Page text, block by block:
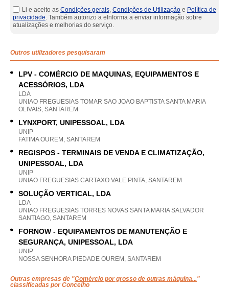
Li e aceito as Condições gerais, Condições de Utilização e Política de
privacidade. Também autorizo a eInforma a enviar informação sobre
atualizações e melhorias do serviço.
Outros utilizadores pesquisaram
LPV - COMÉRCIO DE MAQUINAS, EQUIPAMENTOS E
ACESSÓRIOS, LDA
LDA
UNIAO FREGUESIAS TOMAR SAO JOAO BAPTISTA SANTA MARIA
OLIVAIS, SANTAREM
LYNXPORT, UNIPESSOAL, LDA
UNIP
FATIMA OUREM, SANTAREM
REGISPOS - TERMINAIS DE VENDA E CLIMATIZAÇÃO,
UNIPESSOAL, LDA
UNIP
UNIAO FREGUESIAS CARTAXO VALE PINTA, SANTAREM
SOLUÇÃO VERTICAL, LDA
LDA
UNIAO FREGUESIAS TORRES NOVAS SANTA MARIA SALVADOR
SANTIAGO, SANTAREM
FORNOW - EQUIPAMENTOS DE MANUTENÇÃO E
SEGURANÇA, UNIPESSOAL, LDA
UNIP
NOSSA SENHORA PIEDADE OUREM, SANTAREM
Outras empresas de "Comércio por grosso de outras máquina..."
classificadas por Concelho